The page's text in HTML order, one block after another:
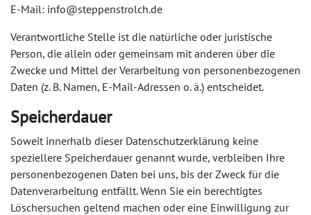
E-Mail: info@steppenstrolch.de
Verantwortliche Stelle ist die natürliche oder juristische
Person, die allein oder gemeinsam mit anderen über die
Zwecke und Mittel der Verarbeitung von personenbezogenen
Daten (z. B. Namen, E-Mail-Adressen o. ä.) entscheidet.
Speicherdauer
Soweit innerhalb dieser Datenschutzerklärung keine
speziellere Speicherdauer genannt wurde, verbleiben Ihre
personenbezogenen Daten bei uns, bis der Zweck für die
Datenverarbeitung entfällt. Wenn Sie ein berechtigtes
Löschersuchen geltend machen oder eine Einwilligung zur